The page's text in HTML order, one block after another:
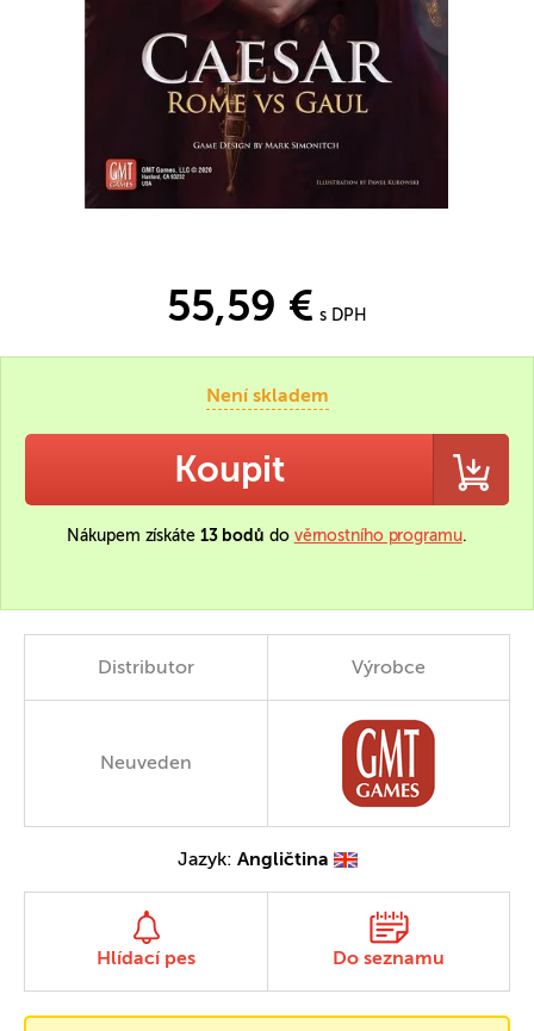
55,59 € s DPH
Není skladem
Koupit
Nákupem získáte 13 bodů do věrnostního programu.
Distributor Výrobce
Neuveden
Jazyk: Angličtina
Hlídací pes Do seznamu